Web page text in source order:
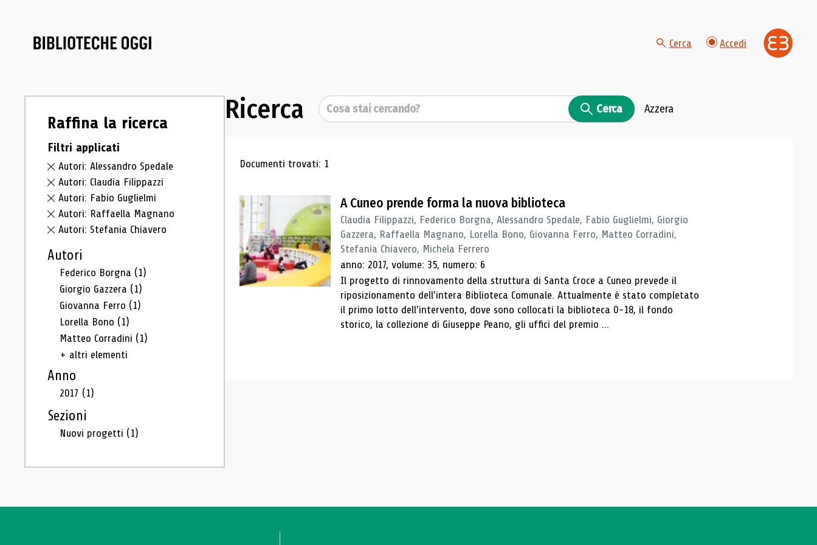
Cerca Accedi
Raffina la ricerca
Filtri applicati
Autori: Alessandro Spedale
Autori: Claudia Filippazzi
Autori: Fabio Guglielmi
Autori: Raffaella Magnano
Autori: Stefania Chiavero
Autori
Federico Borgna (1)
Giorgio Gazzera (1)
Giovanna Ferro (1)
Lorella Bono (1)
Matteo Corradini (1)
+ altri elementi
Anno
2017 (1)
Sezioni
Nuovi progetti (1)
Ricerca Cerca Cerca Azzera
Risultati di ricerca
Documenti trovati: 1
A Cuneo prende forma la nuova biblioteca
Claudia Filippazzi, Federico Borgna, Alessandro Spedale, Fabio Guglielmi, Giorgio
Gazzera, Raffaella Magnano, Lorella Bono, Giovanna Ferro, Matteo Corradini,
Stefania Chiavero, Michela Ferrero
anno: 2017, volume: 35, numero: 6
Il progetto di rinnovamento della struttura di Santa Croce a Cuneo prevede il
riposizionamento dell'intera Biblioteca Comunale. Attualmente è stato completato
il primo lotto dell'intervento, dove sono collocati la biblioteca 0-18, il fondo
storico, la collezione di Giuseppe Peano, gli uffici del premio ...